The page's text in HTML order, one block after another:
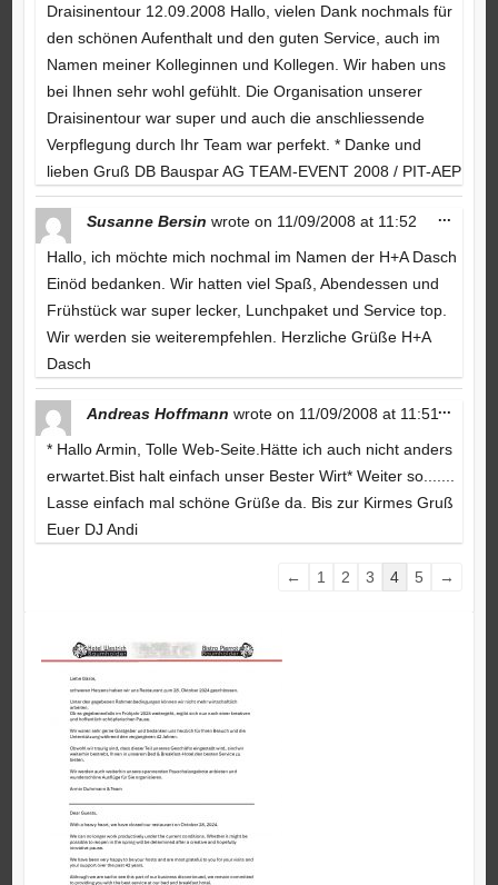
Draisinentour 12.09.2008 Hallo, vielen Dank nochmals für
den schönen Aufenthalt und den guten Service, auch im
Namen meiner Kolleginnen und Kollegen. Wir haben uns
bei Ihnen sehr wohl gefühlt. Die Organisation unserer
Draisinentour war super und auch die anschliessende
Verpflegung durch Ihr Team war perfekt. * Danke und
lieben Gruß DB Bauspar AG TEAM-EVENT 2008 / PIT-AEP
Susanne Bersin wrote on 11/09/2008 at 11:52
Hallo, ich möchte mich nochmal im Namen der H+A Dasch
Einöd bedanken. Wir hatten viel Spaß, Abendessen und
Frühstück war super lecker, Lunchpaket und Service top.
Wir werden sie weiterempfehlen. Herzliche Grüße H+A
Dasch
...
Andreas Hoffmann wrote on 11/09/2008 at 11:51
* Hallo Armin, Tolle Web-Seite.Hätte ich auch nicht anders
erwartet.Bist halt einfach unser Bester Wirt* Weiter so.......
Lasse einfach mal schöne Grüße da. Bis zur Kirmes Gruß
Euer DJ Andi
...
Guestbook
← 1 2 3 4 5 →